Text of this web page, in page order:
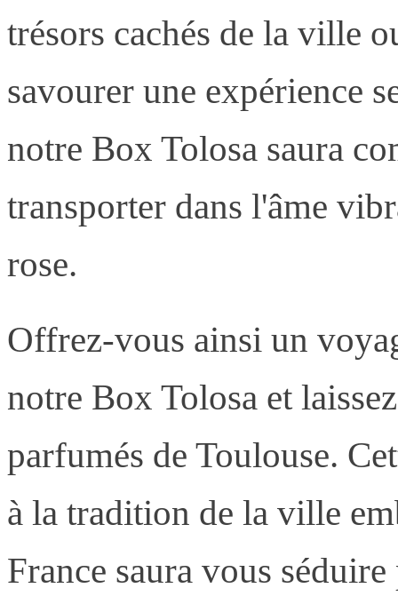
trésors cachés de la ville
savourer une expérience
notre Box Tolosa saura
transporter dans l'âme
rose.
Offrez-vous ainsi un
notre Box Tolosa et
parfumés de Toulouse.
à la tradition de la ville
France saura vous